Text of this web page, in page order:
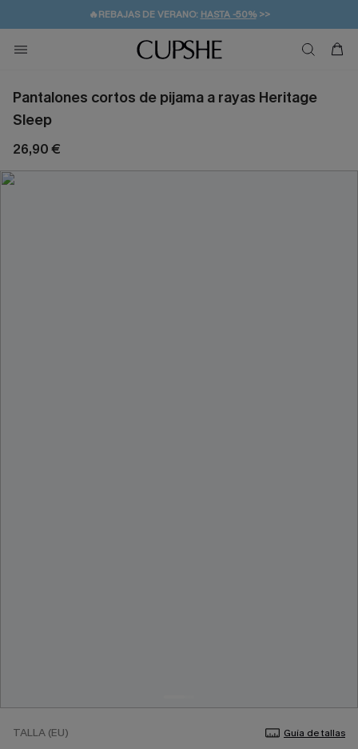
💌¡SUSCRIBIRSE & GANAR -10% EXTRA!
🚚ENVÍO GRATUITO A PARTIR DE 49 € >>
Pantalones cortos de pijama a rayas Heritage
Sleep
26,90 €
TALLA (EU) Guía de tallas